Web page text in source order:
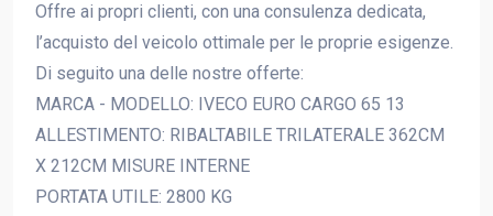
Offre ai propri clienti, con una consulenza dedicata,
l’acquisto del veicolo ottimale per le proprie esigenze.
Di seguito una delle nostre offerte:
MARCA - MODELLO: IVECO EURO CARGO 65 13
ALLESTIMENTO: RIBALTABILE TRILATERALE 362CM
X 212CM MISURE INTERNE
PORTATA UTILE: 2800 KG